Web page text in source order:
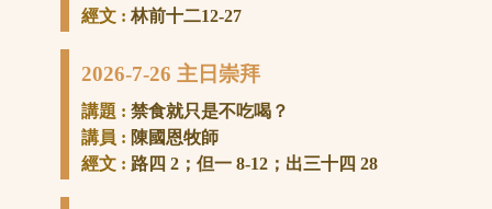
經文 :林前十二12-27
2026-7-26 主日崇拜
講題 :禁食就只是不吃喝？
講員 : 陳國恩牧師
經文 : 路四 2；但一 8-12；出三十四 28